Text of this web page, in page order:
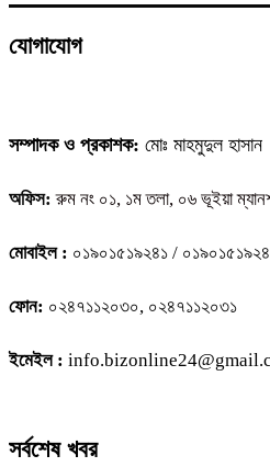
যোগাযোগ
সম্পাদক ও প্রকাশক: মোঃ মাহমুদুল হাসান
অফিস:রুম নং ০১, ১ম তলা, ০৬ ভূইয়া
মোবাইল : ০১৯০১৫১৯২৪১ /
ফোন: ০২৪৭১১২০৩০, ০২৪৭১১২০৩১
ইমেইল :
সর্বশেষ খবর